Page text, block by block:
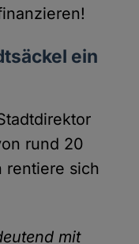
ein
rund 20
rentiere sich
mit